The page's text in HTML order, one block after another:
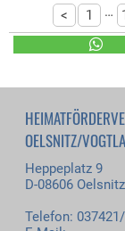
<
1 …
OELSNITZ/
Heppeplatz 9
D-08606
Telefon: